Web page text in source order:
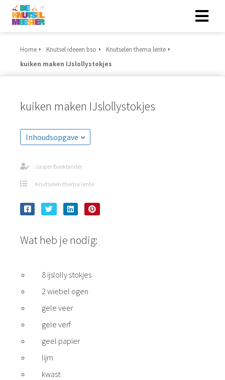
Home Knutsel ideeen bso
Knutselen thema lente
kuiken maken IJslollystokjes
kuiken maken IJslollystokjes
Inhoudsopgave
Jasper Boekbinder
Knutselen thema lente
Wat heb je nodig:
8 ijslolly stokjes
2 wiebel ogen
gele veer
gele verf
geel papier
lijm
kwast